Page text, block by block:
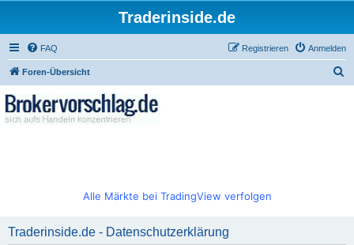
Traderinside.de
FAQ Anmelden
Registrieren
Foren-Übersicht
Alle Märkte bei TradingView verfolgen
Traderinside.de - Datenschutzerklärung